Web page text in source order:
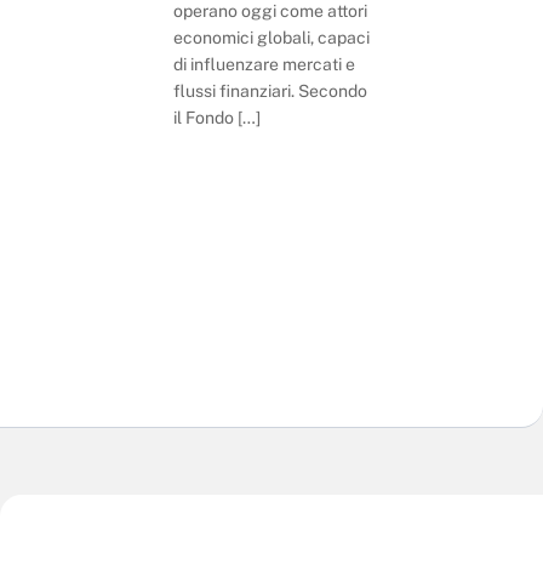
operano oggi come attori
economici globali, capaci
di influenzare mercati e
flussi finanziari. Secondo
il Fondo […]